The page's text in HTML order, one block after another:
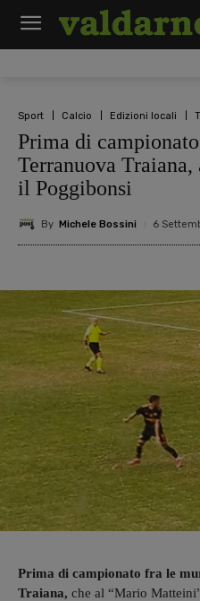
Sport Calcio Edizioni locali
Prima di
Terranuova
il Poggibonsi
By Michele Bossini 6
Prima di campionato fra le
Traiana, che al “Mario